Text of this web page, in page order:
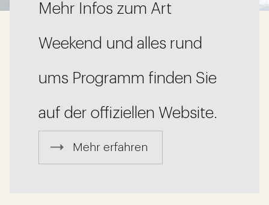
Mehr Infos zum Art
Weekend und alles rund
ums Programm finden Sie
auf der offiziellen Website.
Mehr erfahren